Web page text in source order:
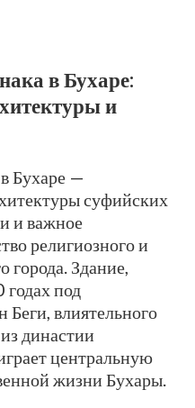
в Бухаре:
и
Бухаре —
суфийских
и важное
религиозного и
города. Здание,
под
влиятельного
династии
центральную
жизни Бухары.